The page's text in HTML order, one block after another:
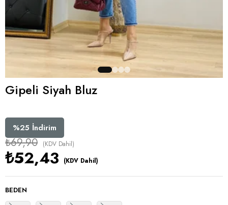
Gipeli Siyah Bluz
%25 İndirim
₺69,90 (KDV Dahil)
₺52,43 (KDV Dahil)
BEDEN